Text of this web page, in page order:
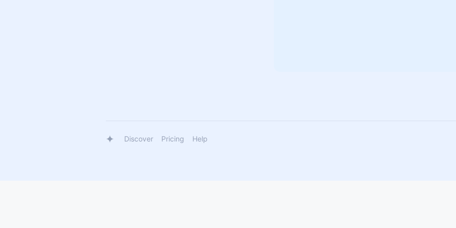
Discover Pricing Help